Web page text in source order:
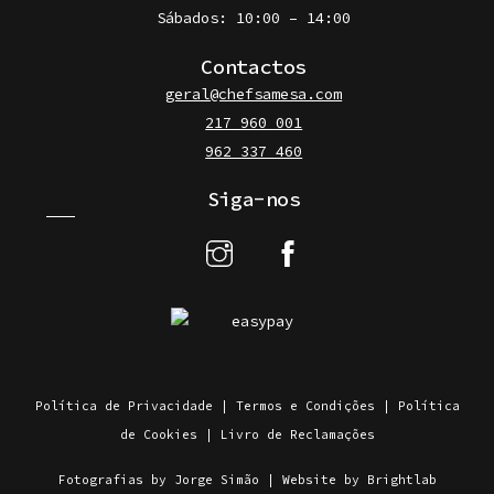
Sábados: 10:00 – 14:00
Contactos
geral@chefsamesa.com
217 960 001
962 337 460
Siga-nos
Política de Privacidade Termos e Condições
Política
de Cookies
Livro de Reclamações
Fotografias by Jorge Simão | Website by Brightlab